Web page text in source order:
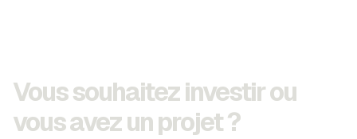
Vous souhaitez investir ou
vous avez un projet ?